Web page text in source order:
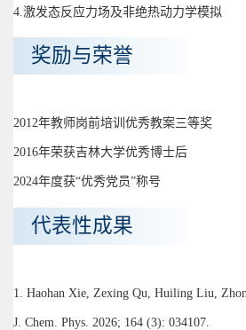
4.激发态反应力场及非绝热动力学模拟
奖励与荣誉
2012年教师岗前培训优秀教案三等奖
2016年荣获吉林大学优秀博士后
2024年度获“优秀党员”称号
代表性成果
1. Haohan Xie, Zexing Qu, Huiling Liu,
J. Chem. Phys. 2026; 164 (3): 034107.